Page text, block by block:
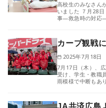
高校生のみなさん
いました ７月28
事―救急時の対応
カープ観戦
2025年7月18日
7月17日（木）、
受け、学生・教職
雨模様で中断もあ
JA共済広島